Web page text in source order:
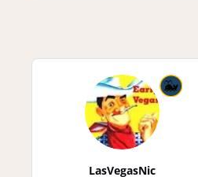
LasVegasNic